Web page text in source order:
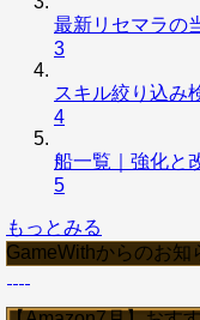
最新リセマラの
3
スキル絞り込み
4
船一覧｜強化と
5
もっとみる
GameWithからのお知